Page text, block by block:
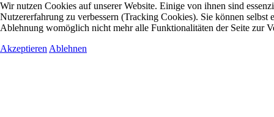
Wir nutzen Cookies auf unserer Website. Einige von ihnen sind
Nutzererfahrung zu verbessern (Tracking Cookies). Sie können selbst
Ablehnung womöglich nicht mehr alle Funktionalitäten der Seite zur
Akzeptieren Ablehnen